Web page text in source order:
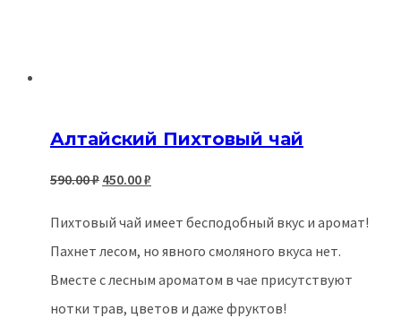
Алтайский Пихтовый чай
590.00₽ Первоначальная
590.00 ₽.
450.00₽
Пихтовый чай имеет бесподобный вкус и аромат!
Пахнет лесом, но явного смоляного вкуса нет.
Вместе с лесным ароматом в чае присутствуют
нотки трав, цветов и даже фруктов!